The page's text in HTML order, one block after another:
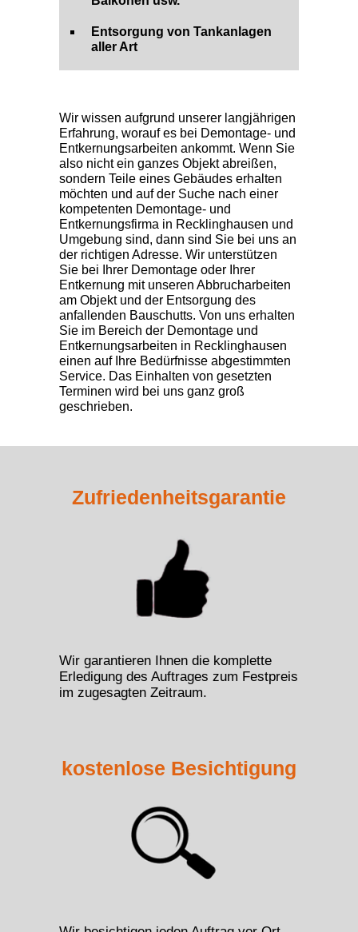
Entsorgung von Tankanlagen
aller Art
Wir wissen aufgrund unserer langjährigen
Erfahrung, worauf es bei Demontage- und
Entkernungsarbeiten ankommt. Wenn Sie
also nicht ein ganzes Objekt abreißen,
sondern Teile eines Gebäudes erhalten
möchten und auf der Suche nach einer
kompetenten Demontage- und
Entkernungsfirma in Recklinghausen und
Umgebung sind, dann sind Sie bei uns an
der richtigen Adresse. Wir unterstützen
Sie bei Ihrer Demontage oder Ihrer
Entkernung mit unseren Abbrucharbeiten
am Objekt und der Entsorgung des
anfallenden Bauschutts. Von uns erhalten
Sie im Bereich der Demontage und
Entkernungsarbeiten in Recklinghausen
einen auf Ihre Bedürfnisse abgestimmten
Service. Das Einhalten von gesetzten
Terminen wird bei uns ganz groß
geschrieben.
Zufriedenheitsgarantie
Wir garantieren Ihnen die komplette
Erledigung des Auftrages zum Festpreis
im zugesagten Zeitraum.
kostenlose Besichtigung